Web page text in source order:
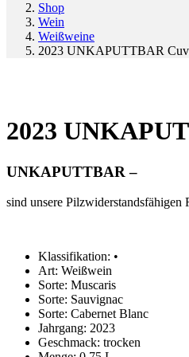
Shop
Wein
Weißweine
2023 UNKAPUTTBAR
2023
UNKAPUTTBAR –
sind unsere
Klassifikation: •
Art: Weißwein
Sorte: Muscaris
Sorte: Sauvignac
Sorte: Cabernet Blanc
Jahrgang: 2023
Geschmack: trocken